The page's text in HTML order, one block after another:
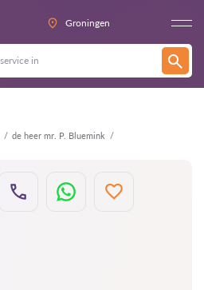
Groningen
de heer mr. P. Bluemink